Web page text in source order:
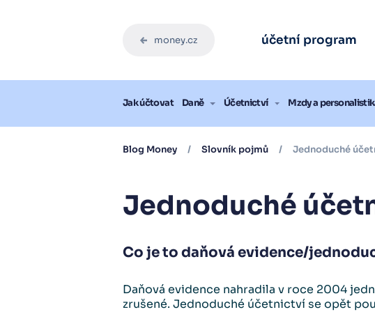
money.cz účetní program
Blog
Jak účtovat Daně
Ebook: Jak
Účetnictví
Ebook: Jak
Mzdy a
Ebook: Jak
Ebook: Jak
Ebook: Jak
Ebook: Jak
Blog Money / Slovník pojmů / Jednoduché
Jednoduché
Co je to daňová evidence/
Daňová evidence nahradila v roce 2004
zrušené. Jednoduché účetnictví se opět